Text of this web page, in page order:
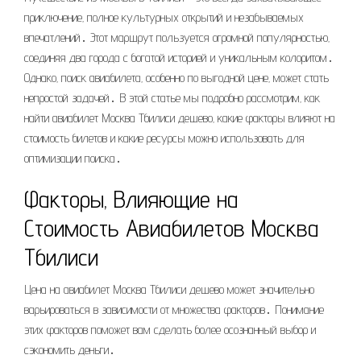
приключение‚ полное культурных открытий и незабываемых
впечатлений․ Этот маршрут пользуется огромной популярностью‚
соединяя два города с богатой историей и уникальным колоритом․
Однако‚ поиск авиабилета‚ особенно по выгодной цене‚ может стать
непростой задачей․ В этой статье мы подробно рассмотрим‚ как
найти авиабилет Москва Тбилиси дешево‚ какие факторы влияют на
стоимость билетов и какие ресурсы можно использовать для
оптимизации поиска․
Факторы‚ Влияющие на
Стоимость Авиабилетов Москва
Тбилиси
Цена на авиабилет Москва Тбилиси дешево может значительно
варьироваться в зависимости от множества факторов․ Понимание
этих факторов поможет вам сделать более осознанный выбор и
сэкономить деньги․